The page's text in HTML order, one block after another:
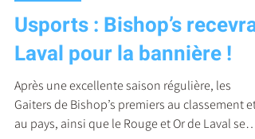
Louis Petitjean
25 févr.
Basketball
Usports : Bishop’s recevra